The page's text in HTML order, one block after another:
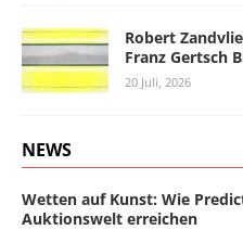
Robert
Franz Gertsch
20 Juli, 2026
NEWS
Wetten auf Kunst: Wie
Auktionswelt erreichen